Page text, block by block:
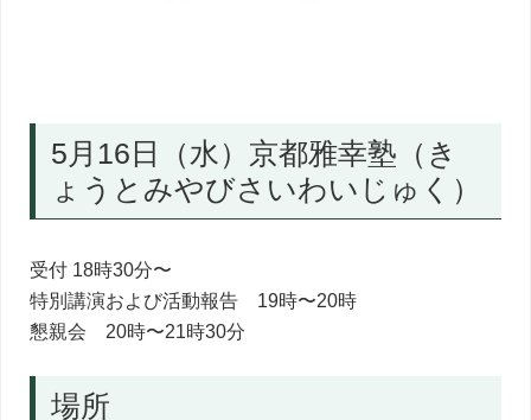
5月16日（水）京都雅幸塾（き
ょうとみやびさいわいじゅく）
受付 18時30分〜
特別講演および活動報告 19時〜20時
懇親会 20時〜21時30分
場所